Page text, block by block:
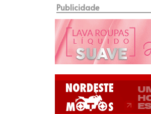
Publicidade